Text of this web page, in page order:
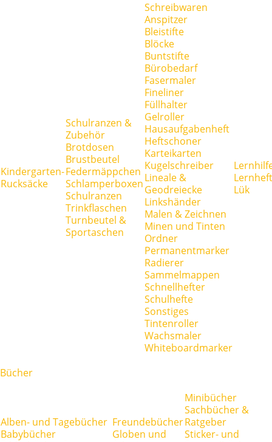
Kindergarten-
Rucksäcke
Schulranzen &
Zubehör
Brotdosen
Brustbeutel
Federmäppchen
Schlamperboxen
Schulranzen
Trinkflaschen
Turnbeutel &
Sportaschen
Schreibwaren
Anspitzer
Bleistifte
Blöcke
Buntstifte
Bürobedarf
Fasermaler
Fineliner
Füllhalter
Gelroller
Hausaufgabenheft
Heftschoner
Karteikarten
Kugelschreiber
Lineale &
Geodreiecke
Linkshänder
Malen & Zeichnen
Minen und Tinten
Ordner
Permanentmarker
Radierer
Sammelmappen
Schnellhefter
Schulhefte
Sonstiges
Tintenroller
Wachsmaler
Whiteboardmarker
Lük
Bücher
Alben- und Tagebücher
Babybücher
Freundebücher
Globen und
Minibücher
Sachbücher &
Ratgeber
Sticker- und